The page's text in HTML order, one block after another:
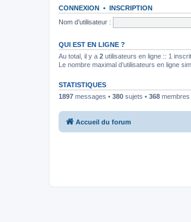
CONNEXION • INSCRIPTION
Nom d’utilisateur :
QUI EST EN LIGNE ?
Au total, il y a 2 utilisateurs en ligne :: 1
Le nombre maximal d’utilisateurs en ligne
STATISTIQUES
1897 messages • 380 sujets • 368 membres
Accueil du forum